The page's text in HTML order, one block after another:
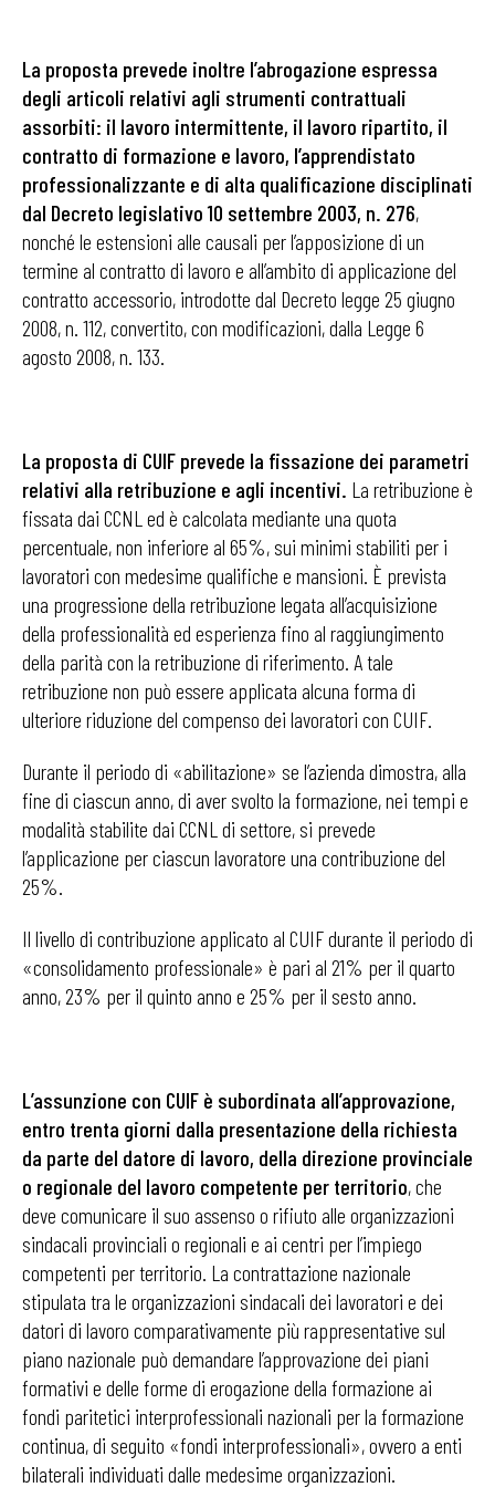
La proposta prevede inoltre l’abrogazione espressa
degli articoli relativi agli strumenti contrattuali
assorbiti: il lavoro intermittente, il lavoro ripartito, il
contratto di formazione e lavoro, l’apprendistato
professionalizzante e di alta qualificazione disciplinati
dal Decreto legislativo 10 settembre 2003, n. 276,
nonché le estensioni alle causali per l’apposizione di un
termine al contratto di lavoro e all’ambito di applicazione del
contratto accessorio, introdotte dal Decreto legge 25 giugno
2008, n. 112, convertito, con modificazioni, dalla Legge 6
agosto 2008, n. 133.
La proposta di CUIF prevede la fissazione dei parametri
relativi alla retribuzione e agli incentivi. La retribuzione è
fissata dai CCNL ed è calcolata mediante una quota
percentuale, non inferiore al 65%, sui minimi stabiliti per i
lavoratori con medesime qualifiche e mansioni. È prevista
una progressione della retribuzione legata all’acquisizione
della professionalità ed esperienza fino al raggiungimento
della parità con la retribuzione di riferimento. A tale
retribuzione non può essere applicata alcuna forma di
ulteriore riduzione del compenso dei lavoratori con CUIF.
Durante il periodo di «abilitazione» se l’azienda dimostra, alla
fine di ciascun anno, di aver svolto la formazione, nei tempi e
modalità stabilite dai CCNL di settore, si prevede
l’applicazione per ciascun lavoratore una contribuzione del
25%.
Il livello di contribuzione applicato al CUIF durante il periodo di
«consolidamento professionale» è pari al 21% per il quarto
anno, 23% per il quinto anno e 25% per il sesto anno.
L’assunzione con CUIF è subordinata all’approvazione,
entro trenta giorni dalla presentazione della richiesta
da parte del datore di lavoro, della direzione provinciale
o regionale del lavoro competente per territorio, che
deve comunicare il suo assenso o rifiuto alle organizzazioni
sindacali provinciali o regionali e ai centri per l’impiego
competenti per territorio. La contrattazione nazionale
stipulata tra le organizzazioni sindacali dei lavoratori e dei
datori di lavoro comparativamente più rappresentative sul
piano nazionale può demandare l’approvazione dei piani
formativi e delle forme di erogazione della formazione ai
fondi paritetici interprofessionali nazionali per la formazione
continua, di seguito «fondi interprofessionali», ovvero a enti
bilaterali individuati dalle medesime organizzazioni.